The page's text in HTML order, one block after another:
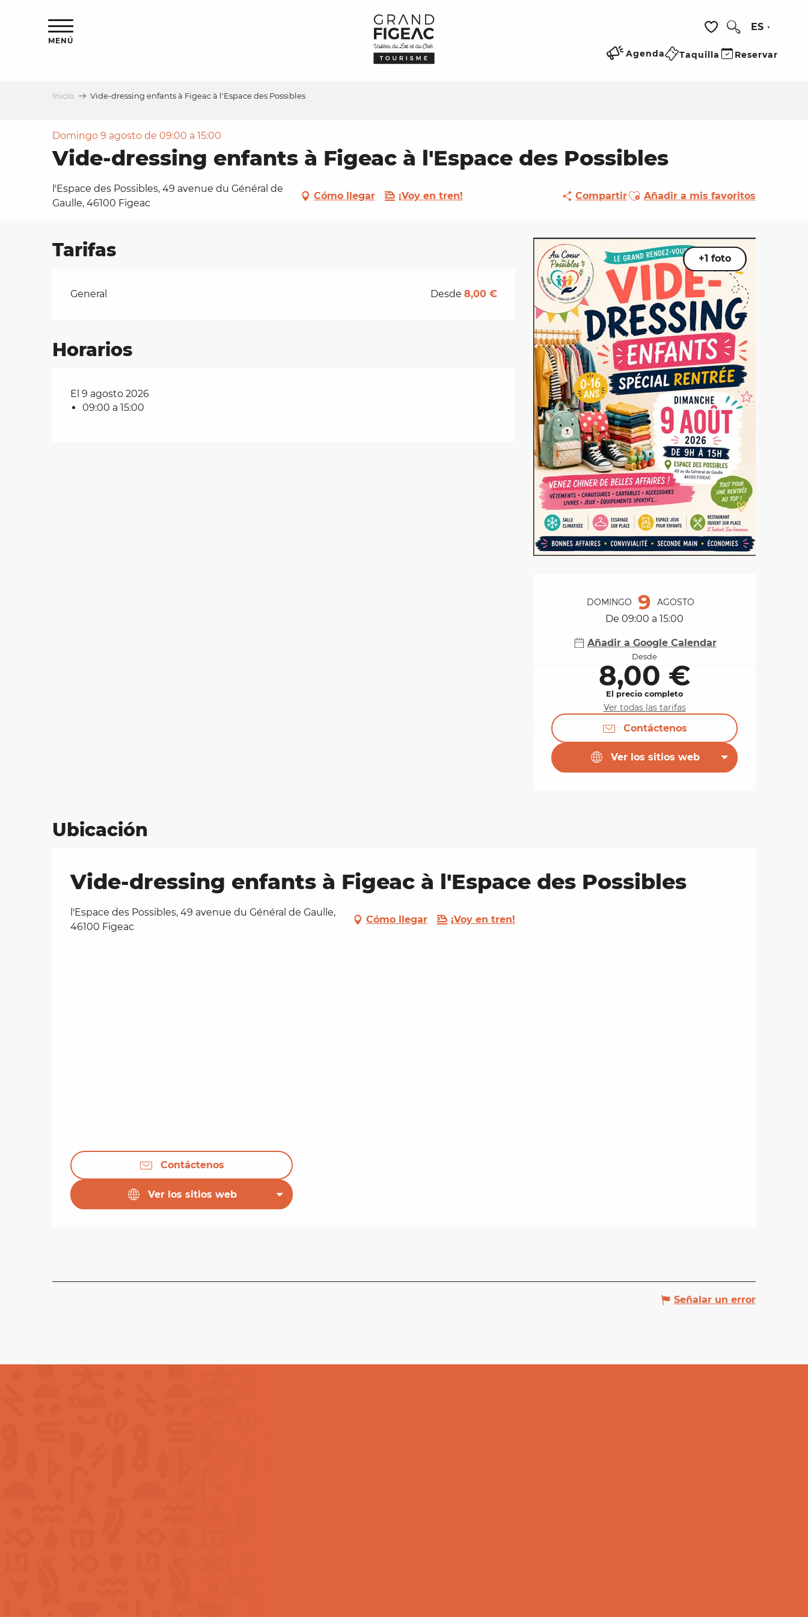
Voir les favoris
ES
MENÚ
Agenda Taquilla Reservar
Inicio Vide-dressing enfants à Figeac à l'Espace des Possibles
Domingo 9 agosto de 09:00 a 15:00
Vide-dressing enfants à Figeac à l'Espace des Possibles
l'Espace des Possibles, 49 avenue du Général de
Gaulle, 46100 Figeac
Cómo llegar ¡Voy en tren! CompartirAjouter aux favoris
Añadir a mis favoritos
+1 foto
Horarios y datos de
DOMINGO 9 AGOSTO
De 09:00 a 15:00
Añadir a Google Calendar
Desde
8,00 €
El precio completo
Ver todas las tarifas
Contáctenos
Ver los sitios web
Tarifas
Tarifas 2026
General Desde8,00 €
Horarios
El 9 agosto 2026
09:00 a 15:00
Ubicación
Vide-dressing enfants à Figeac à l'Espace des Possibles
l'Espace des Possibles, 49 avenue du Général de Gaulle,
46100 Figeac
Cómo llegar ¡Voy en tren!
Contáctenos
Ver los sitios web
Señalar un error